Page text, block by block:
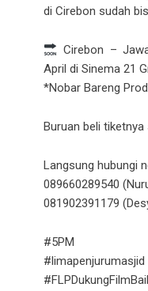
di Cirebon sudah
Cirebon –
April di Sinema 21
*Nobar Bareng
Buruan beli
Langsung hubungi
089660289540
081902391179
#5PM
#limapenjurumasjid